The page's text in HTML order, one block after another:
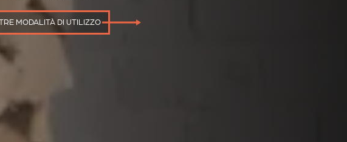
MODALITÀ DI UTILIZZO